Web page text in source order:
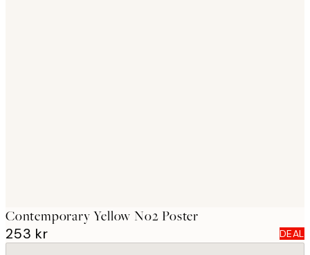
Contemporary Yellow No2 Poster
253 kr DEAL